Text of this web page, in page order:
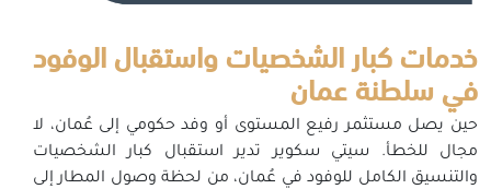
خدمات كبار الشخصيات واستقبال الوفود
في سلطنة عمان
حين يصل مستثمر رفيع المستوى أو وفد حكومي إلى عُمان، لا
مجال للخطأ. سيتي سكوير تدير استقبال كبار الشخصيات
والتنسيق الكامل للوفود في عُمان، من لحظة وصول المطار إلى